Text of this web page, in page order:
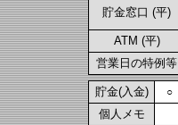
貯金窓口 (平)
ATM (平)
営業日の特例等
貯金(入金) ○
個人メモ